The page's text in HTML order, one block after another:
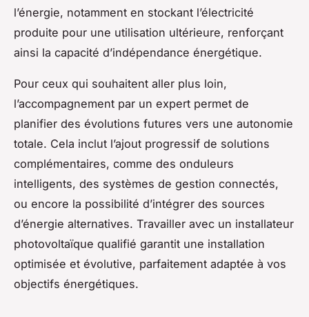
l’énergie, notamment en stockant l’électricité
produite pour une utilisation ultérieure, renforçant
ainsi la capacité d’indépendance énergétique.
Pour ceux qui souhaitent aller plus loin,
l’accompagnement par un expert permet de
planifier des évolutions futures vers une autonomie
totale. Cela inclut l’ajout progressif de solutions
complémentaires, comme des onduleurs
intelligents, des systèmes de gestion connectés,
ou encore la possibilité d’intégrer des sources
d’énergie alternatives. Travailler avec un installateur
photovoltaïque qualifié garantit une installation
optimisée et évolutive, parfaitement adaptée à vos
objectifs énergétiques.